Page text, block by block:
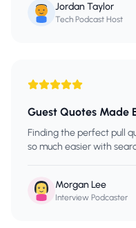
Jordan Taylor
Tech Podcast Host
Guest Quotes Made
Finding the perfect pull
so much easier with
Morgan Lee
Interview Podcaster